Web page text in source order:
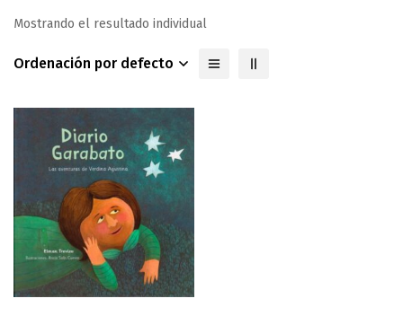
Mostrando el resultado individual
Ordenación por defecto